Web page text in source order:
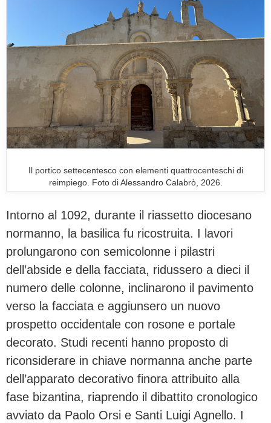
Il portico settecentesco con elementi quattrocenteschi di
reimpiego. Foto di Alessandro Calabrò, 2026.
Intorno al 1092, durante il riassetto diocesano
normanno, la basilica fu ricostruita. I lavori
prolungarono con semicolonne i pilastri
dell’abside e della facciata, ridussero a dieci il
numero delle colonne, inclinarono il pavimento
verso la facciata e aggiunsero un nuovo
prospetto occidentale con rosone e portale
decorato. Studi recenti hanno proposto di
riconsiderare in chiave normanna anche parte
dell’apparato decorativo finora attribuito alla
fase bizantina, riaprendo il dibattito cronologico
avviato da Paolo Orsi e Santi Luigi Agnello. I